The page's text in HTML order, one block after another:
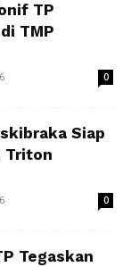
TP
TMP
0
Siap
Triton
0
Tegaskan